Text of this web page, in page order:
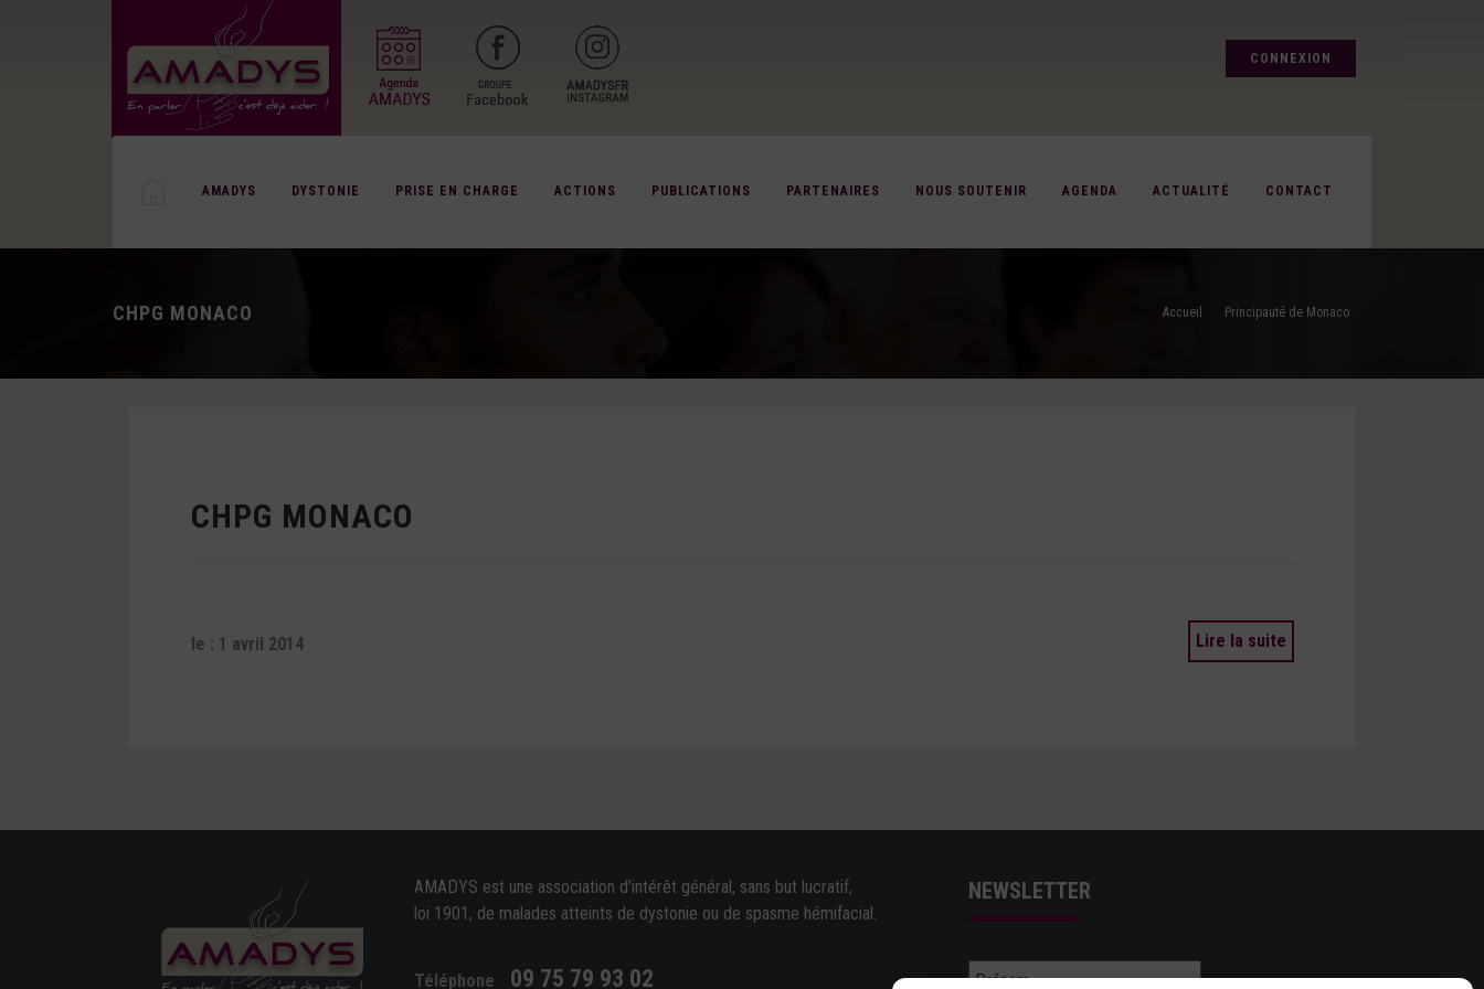
CONNEXION
AMADYS DYSTONIE PRISE EN CHARGE ACTIONS PUBLICATIONS PARTENAIRES NOUS SOUTENIR AGENDA ACTUALITÉ CONTACT
CHPG MONACO Accueil Principauté de Monaco
CHPG MONACO
le : 1 avril 2014 Lire la suite
AMADYS est une association d'intérêt général, sans but lucratif,
loi 1901, de malades atteints de dystonie ou de spasme hémifacial.
Téléphone 09 75 79 93 02
NEWSLETTER